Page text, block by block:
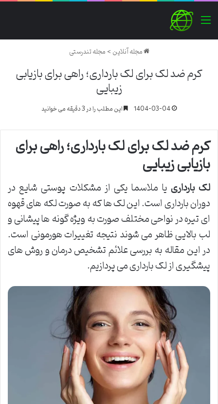
منو
مجله آنلاین>مجله تندرستی
کرم ضد لک برای لک بارداری؛ راهی برای بازیابی
زیبایی
1404-03-04 این مطلب را در 3 دقیقه می خوانید
کرم ضد لک برای لک بارداری؛ راهی برای
بازیابی زیبایی
لک بارداری یا ملاسما یکی از مشکلات پوستی شایع در
دوران بارداری است. این لک ها که به صورت لکه های قهوه
ای تیره در نواحی مختلف صورت به ویژه گونه ها پیشانی و
لب بالایی ظاهر می شوند نتیجه تغییرات هورمونی است.
در این مقاله به بررسی علائم تشخیص درمان و روش های
پیشگیری از لک بارداری می پردازیم.